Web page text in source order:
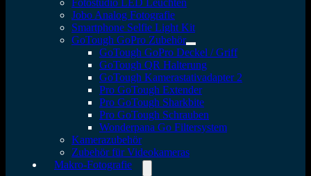
Fotostudio LED Leuchten
Jobo Analog Fotografie
Smartphone Selfie Light Kit
GoTough GoPro Zubehör
GoTough GoPro Deckel / Griff
GoTough QR Halterung
GoTough Kamerastativadapter 2
Pro GoTough Extender
Pro GoTough Sharkbite
Pro GoTough Schrauben
Wonderpana Go Filtersystem
Kamerazubehör
Zubehör für Videokameras
Makro-Fotografie